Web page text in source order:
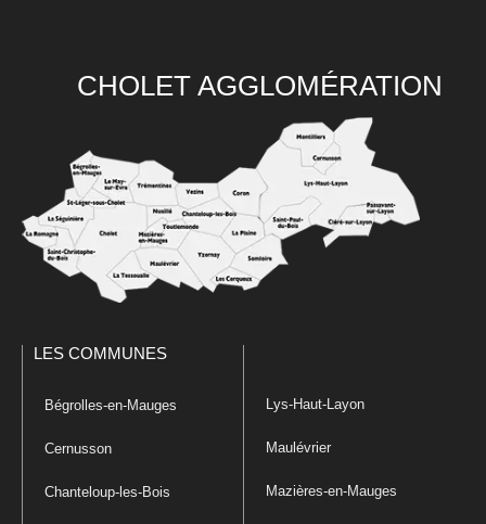
CHOLET AGGLOMÉRATION
LES COMMUNES
Bégrolles-en-Mauges
Cernusson
Chanteloup-les-Bois
Lys-Haut-Layon
Maulévrier
Mazières-en-Mauges